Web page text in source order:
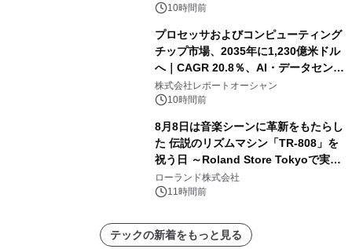
10時間前
プロセッサおよびコンピューティング
チップ市場、2035年に1,230億米ドル
へ｜CAGR 20.8％、AI・データセンタ
ー需要が成長を牽引
株式会社レポートオーシャン
10時間前
8月8日は音楽シーンに革新をもたらし
た 伝説のリズムマシン「TR-808」を
祝う日 ～Roland Store Tokyoで実機
を展示しての 記念キャンペーンを開
催 英国ラジオ「NTS」の 特別プログ
アーティストを フィーチャーしたアニ
メーションを公開～
ローランド株式会社
11時間前
テックの新着をもっと見る